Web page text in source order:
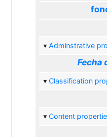
Adminstrative
Fecha
Classification
Content